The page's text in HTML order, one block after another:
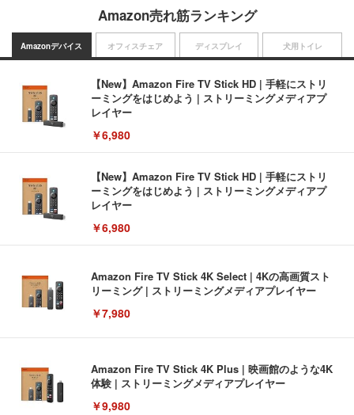
Amazon売れ筋ランキング
Amazonデバイス
【New】Amazon Fire TV Stick HD | 手軽にストリ
ーミングをはじめよう | ストリーミングメディアプ
レイヤー
￥6,980
【New】Amazon Fire TV Stick HD | 手軽にストリ
ーミングをはじめよう | ストリーミングメディアプ
レイヤー
￥6,980
Amazon Fire TV Stick 4K Select | 4Kの高画質スト
リーミング | ストリーミングメディアプレイヤー
￥7,980
Amazon Fire TV Stick 4K Plus | 映画館のような4K
体験 | ストリーミングメディアプレイヤー
￥9,980
オフィスチェア ディスプレイ 犬用トイレ